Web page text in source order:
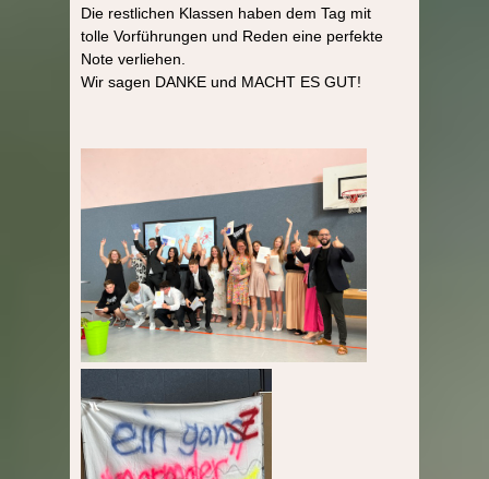
Die restlichen Klassen haben dem Tag mit
tolle Vorführungen und Reden eine perfekte
Note verliehen.
Wir sagen DANKE und MACHT ES GUT!